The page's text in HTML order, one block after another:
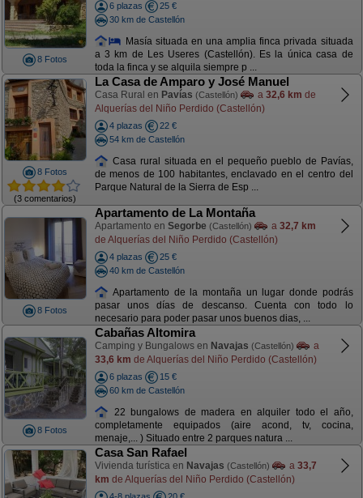
8 Fotos
6 plazas
25 €
30 km de Castellón
Masía situada en una amplia finca privada situada
a 3 km de Les Useres (Castellón). Es la única casa de
toda la finca y se alquila siempre p ...
8 Fotos
(3 comentarios)
La Casa de Amparo y José Manuel
Casa Rural en Pavías (Castellón) a 32,6 km de
Alquerías del Niño Perdido (Castellón)
4 plazas
22 €
54 km de Castellón
Casa rural situada en el pequeño pueblo de Pavías,
de menos de 100 habitantes, enclavado en el centro del
Parque Natural de la Sierra de Esp ...
8 Fotos
Apartamento de La Montaña
Apartamento en Segorbe (Castellón) a 32,7 km
de Alquerías del Niño Perdido (Castellón)
4 plazas
25 €
40 km de Castellón
Apartamento de la montaña un lugar donde podrás
pasar unos días de descanso. Cuenta con todo lo
necesario para poder pasar unos buenos dias, ...
8 Fotos
Cabañas Altomira
Camping y Bungalows en Navajas (Castellón)
a
33,6 km de Alquerías del Niño Perdido (Castellón)
6 plazas
15 €
60 km de Castellón
22 bungalows de madera en alquiler todo el año,
completamente equipados (aire acond, tv, cocina,
menaje,... ) Situado entre 2 parques natura ...
Casa San Rafael
Vivienda turística en Navajas (Castellón) a 33,7
km de Alquerías del Niño Perdido (Castellón)